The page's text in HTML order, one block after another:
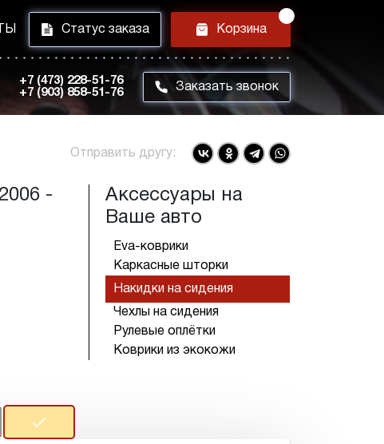
i Статус заказа h Корзина
+7 (473) 228-51-76
+7 (903) 858-51-76
m Заказать звонок
Отправить другу:
-
Аксессуары на
Ваше авто
Eva-коврики
Каркасные шторки
Накидки на сидения
Чехлы на сидения
Рулевые оплётки
Коврики из экокожи